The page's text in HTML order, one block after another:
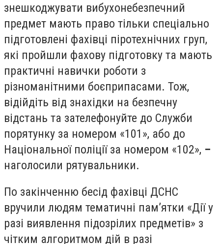
знешкоджувати вибухонебезпечний
предмет мають право тільки спеціально
підготовлені фахівці піротехнічних груп,
які пройшли фахову підготовку та мають
практичні навички роботи з
різноманітними боєприпасами. Тож,
відійдіть від знахідки на безпечну
відстань та зателефонуйте до Служби
порятунку за номером «101», або до
Національної поліції за номером «102», –
наголосили рятувальники.
По закінченню бесід фахівці ДСНС
вручили людям тематичні пам’ятки «Дії у
разі виявлення підозрілих предметів» з
чітким алгоритмом дій в разі